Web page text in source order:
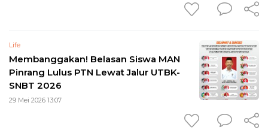
Life
Membanggakan! Belasan Siswa MAN
Pinrang Lulus PTN Lewat Jalur UTBK-
SNBT 2026
29 Mei 2026 13:07